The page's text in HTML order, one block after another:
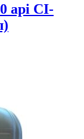
api CI-